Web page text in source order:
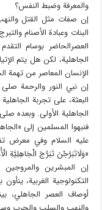
والمعرفة وضبط النفس؟
إن صفات مثل القتل
البنات وعبادة الأصنام
العصرالحاضر بوسام
الجاهلية، لكن هل يتم
الإنسان المعاصر من تهمة
إن نبي النور والرحمة
البعثة، على تجربة
الجاهلية الأولى. وبعده
فنبهوا المسلمين إلى
علیه السلام وفي معرض
«وَلَاتَبَرَّجْنَ تَبَرُّجَ الْجَاهِلِيَّةِ
إن المبشرين والمروجين
التكنولوجية الغربية،
أوصاف العصر الجاهلي،